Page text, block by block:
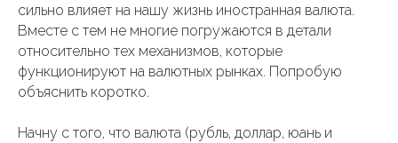
сильно влияет на нашу жизнь иностранная валюта.
Вместе с тем не многие погружаются в детали
относительно тех механизмов, которые
функционируют на валютных рынках. Попробую
объяснить коротко.
Начну с того, что валюта (рубль, доллар, юань и